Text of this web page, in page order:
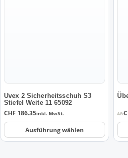
Uvex 2 Sicherheitsschuh S3
Stiefel Weite 11 65092
CHF 186.35inkl. MwSt.
Ausführung wählen
auf
der
Produktseite
gewählt
werden
AB: